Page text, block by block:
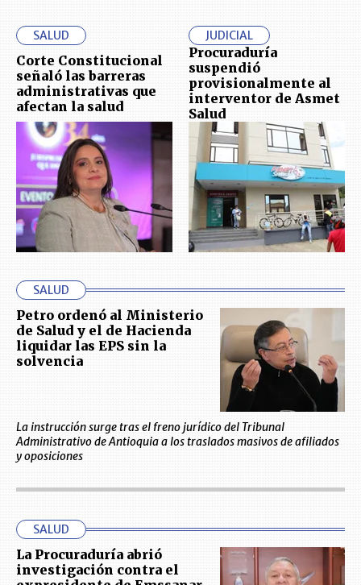
SALUD
Corte Constitucional
señaló las barreras
administrativas que
afectan la salud
JUDICIAL
Procuraduría
suspendió
provisionalmente al
interventor de Asmet
Salud
SALUD
Petro ordenó al Ministerio
de Salud y el de Hacienda
liquidar las EPS sin la
solvencia
La instrucción surge tras el freno jurídico del Tribunal
Administrativo de Antioquia a los traslados masivos de afiliados
y oposiciones
SALUD
La Procuraduría abrió
investigación contra el